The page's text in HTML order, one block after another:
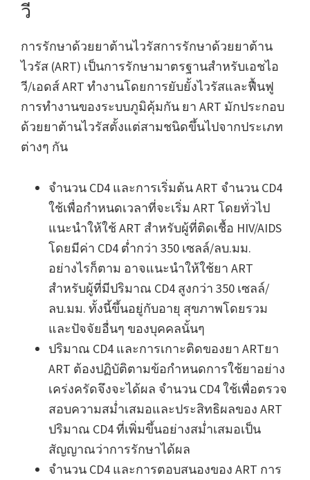
วี
การรักษาด้วยยาต้านไวรัสการรักษาด้วยยาต้าน
ไวรัส (ART) เป็นการรักษามาตรฐานสำหรับเอชไอ
วี/เอดส์ ART ทำงานโดยการยับยั้งไวรัสและฟื้นฟู
การทำงานของระบบภูมิคุ้มกัน ยา ART มักประกอบ
ด้วยยาต้านไวรัสตั้งแต่สามชนิดขึ้นไปจากประเภท
ต่างๆ กัน
จำนวน CD4 และการเริ่มต้น ART จำนวน CD4
ใช้เพื่อกำหนดเวลาที่จะเริ่ม ART โดยทั่วไป
แนะนำให้ใช้ ART สำหรับผู้ที่ติดเชื้อ HIV/AIDS
โดยมีค่า CD4 ต่ำกว่า 350 เซลล์/ลบ.มม.
อย่างไรก็ตาม อาจแนะนำให้ใช้ยา ART
สำหรับผู้ที่มีปริมาณ CD4 สูงกว่า 350 เซลล์/
ลบ.มม. ทั้งนี้ขึ้นอยู่กับอายุ สุขภาพโดยรวม
และปัจจัยอื่นๆ ของบุคคลนั้นๆ
ปริมาณ CD4 และการเกาะติดของยา ARTยา
ART ต้องปฏิบัติตามข้อกำหนดการใช้ยาอย่าง
เคร่งครัดจึงจะได้ผล จำนวน CD4 ใช้เพื่อตรวจ
สอบความสม่ำเสมอและประสิทธิผลของ ART
ปริมาณ CD4 ที่เพิ่มขึ้นอย่างสม่ำเสมอเป็น
สัญญาณว่าการรักษาได้ผล
จำนวน CD4 และการตอบสนองของ ART การ